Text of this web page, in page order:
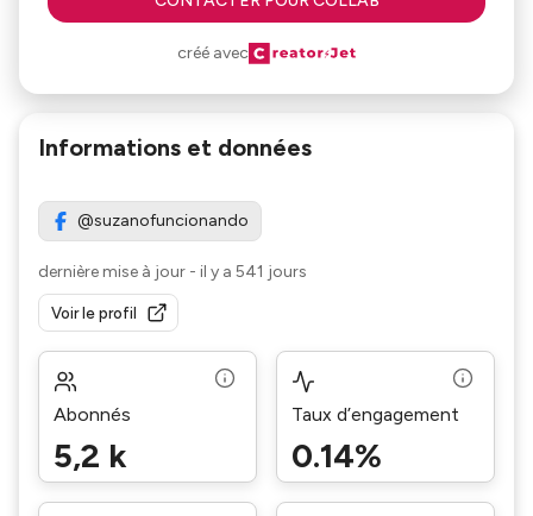
créé avec
Informations et données
@suzanofuncionando
dernière mise à jour - il y a 541 jours
Voir le profil
Abonnés
5,2 k
Taux d’engagement
0.14%